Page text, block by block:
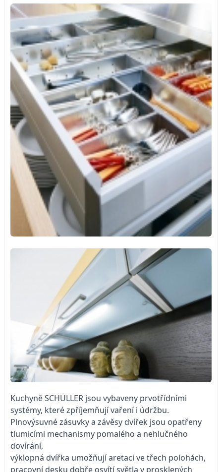
Kuchyně SCHÜLLER jsou vybaveny prvotřídními
systémy, které zpříjemňují vaření i údržbu.
Plnovýsuvné zásuvky a závěsy dvířek jsou opatřeny
tlumicími mechanismy pomalého a nehlučného
dovírání,
výklopná dvířka umožňují aretaci ve třech polohách,
pracovní desku dobře osvítí světla v prosklených